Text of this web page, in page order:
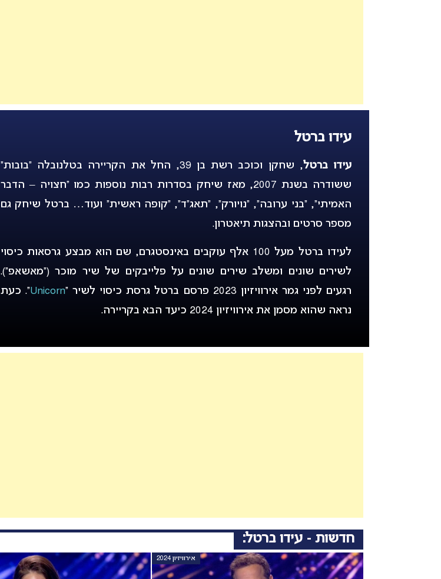
עידו ברטל
עידו ברטל
, שחקן וכוכב רשת בן 39, החל את הקריירה בטלנובלה “בובות”
ששודרה בשנת 2007, מאז שיחק בסדרות רבות נוספות כמו “חצויה – הדבר
האמיתי”, “בני ערובה”, “נויורק”, “תאג”ד”, “קופה ראשית” ועוד… ברטל שיחק גם
מספר סרטים ובהצגות תיאטרון.
לעידו ברטל מעל 100 אלף עוקבים באינסטגרם, שם הוא מבצע גרסאות כיסוי
לשירים שונים ומשלב שירים שונים על פלייבקים של שיר מוכר (“מאשאפ”).
רגעים לפני גמר אירוויזיון 2023 פרסם ברטל גרסת כיסוי לשיר “
Unicorn“. כעת
נראה שהוא מסמן את אירוויזיון 2024 כיעד הבא בקריירה.
חדשות - עידו ברטל:
אירוויזיון 2024